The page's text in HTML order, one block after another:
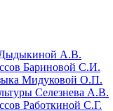
Дыдыкиной А.В.
Бариновой С.И.
Мидуковой О.П.
Селезнева А.В.
Работкиной С.Г.